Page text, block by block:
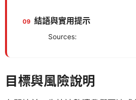
結語與實用提示
Sources:
目標與風險說明